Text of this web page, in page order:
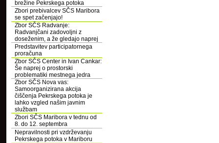
brežine Pekrskega potoka
Zbori prebivalcev SČS Maribora
se spet začenjajo!
Zbor SČS Radvanje:
Radvanjčani zadovoljni z
doseženim, a že gledajo naprej
Predstavitev participatornega
proračuna
Zbor SČS Center in Ivan Cankar:
Še naprej o prostorski
problematiki mestnega jedra
Zbor SČS Nova vas:
Samoorganizirana akcija
čiščenja Pekrskega potoka je
lahko vzgled našim javnim
službam
Zbori SČS Maribora v tednu od
8. do 12. septembra
Nepravilnosti pri vzdrževanju
Pekrskega potoka v Mariboru